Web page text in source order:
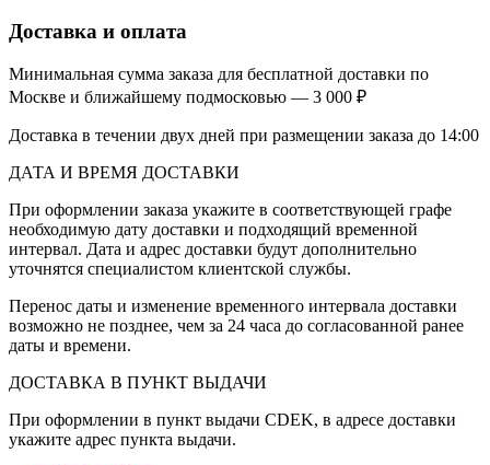
Доставка и оплата
Минимальная сумма заказа для бесплатной доставки по
Москве и ближайшему подмосковью — 3 000 ₽
Доставка в течении двух дней при размещении заказа до 14:00
ДАТА И ВРЕМЯ ДОСТАВКИ
При оформлении заказа укажите в соответствующей графе
необходимую дату доставки и подходящий временной
интервал. Дата и адрес доставки будут дополнительно
уточнятся специалистом клиентской службы.
Перенос даты и изменение временного интервала доставки
возможно не позднее, чем за 24 часа до согласованной ранее
даты и времени.
ДОСТАВКА В ПУНКТ ВЫДАЧИ
При оформлении в пункт выдачи CDEK, в адресе доставки
укажите адрес пункта выдачи.